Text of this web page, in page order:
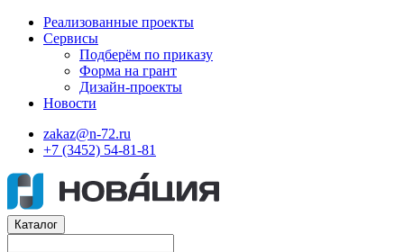
Реализованные проекты
Сервисы
Подберём по приказу
Форма на грант
Дизайн-проекты
Новости
zakaz@n-72.ru
+7 (3452) 54-81-81
Каталог